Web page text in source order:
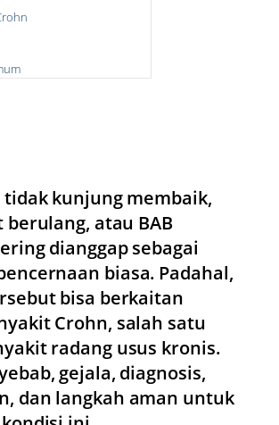
tidak kunjung membaik,
atau BAB
dianggap sebagai
biasa. Padahal,
bisa berkaitan
Crohn, salah satu
radang usus kronis.
gejala, diagnosis,
dan langkah aman untuk